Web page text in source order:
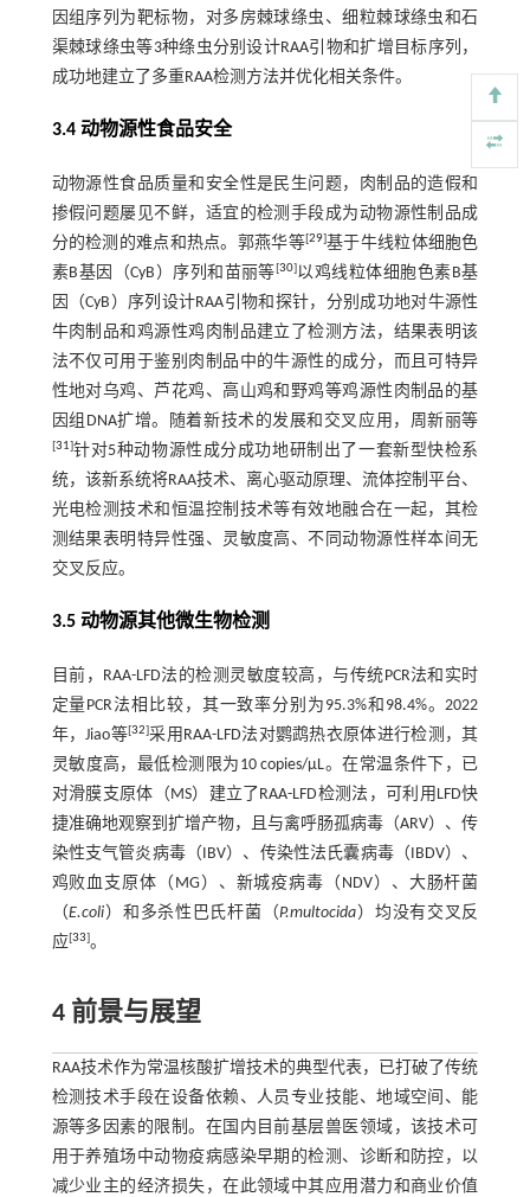
因组序列为靶标物，对多房棘球绦虫、细粒棘球绦虫和石
渠棘球绦虫等3种绦虫分别设计RAA引物和扩增目标序列，
成功地建立了多重RAA检测方法并优化相关条件。
3.4 动物源性食品安全
动物源性食品质量和安全性是民生问题，肉制品的造假和
掺假问题屡见不鲜，适宜的检测手段成为动物源性制品成
分的检测的难点和热点。郭燕华等[29]基于牛线粒体细胞色
素B基因（CyB）序列和苗丽等[30]以鸡线粒体细胞色素B基
因（CyB）序列设计RAA引物和探针，分别成功地对牛源性
牛肉制品和鸡源性鸡肉制品建立了检测方法，结果表明该
法不仅可用于鉴别肉制品中的牛源性的成分，而且可特异
性地对乌鸡、芦花鸡、高山鸡和野鸡等鸡源性肉制品的基
因组DNA扩增。随着新技术的发展和交叉应用，周新丽等
[31]针对5种动物源性成分成功地研制出了一套新型快检系
统，该新系统将RAA技术、离心驱动原理、流体控制平台、
光电检测技术和恒温控制技术等有效地融合在一起，其检
测结果表明特异性强、灵敏度高、不同动物源性样本间无
交叉反应。
3.5 动物源其他微生物检测
目前，RAA-LFD法的检测灵敏度较高，与传统PCR法和实时
定量PCR法相比较，其一致率分别为95.3%和98.4%。2022
年，Jiao等[32]采用RAA-LFD法对鹦鹉热衣原体进行检测，其
灵敏度高，最低检测限为10 copies/μL。在常温条件下，已
对滑膜支原体（MS）建立了RAA-LFD检测法，可利用LFD快
捷准确地观察到扩增产物，且与禽呼肠孤病毒（ARV）、传
染性支气管炎病毒（IBV）、传染性法氏囊病毒（IBDV）、
鸡败血支原体（MG）、新城疫病毒（NDV）、大肠杆菌
（E.coli）和多杀性巴氏杆菌（P.multocida）均没有交叉反
应[33]。
4 前景与展望
RAA技术作为常温核酸扩增技术的典型代表，已打破了传统
检测技术手段在设备依赖、人员专业技能、地域空间、能
源等多因素的限制。在国内目前基层兽医领域，该技术可
用于养殖场中动物疫病感染早期的检测、诊断和防控，以
减少业主的经济损失，在此领域中其应用潜力和商业价值